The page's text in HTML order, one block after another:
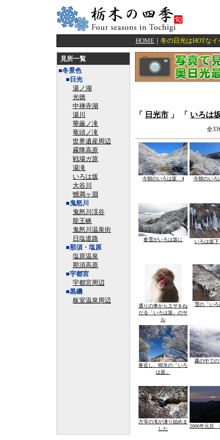
HOME ｜ 冬の日光はHOTな
見所一覧
■冬景色
■日光
湯ノ湖
光徳
中禅寺湖
湯川
華厳ノ滝
竜頭ノ滝
世界遺産周辺
霧降高原
戦場ガ原
湯滝
いろは坂
大谷川
憾満ヶ淵
■鬼怒川
鬼怒川渓谷
龍王峡
鬼怒川温泉街
日塩道路
■那須・塩原
塩原温泉
那須高原
■宇都宮
宇都宮周辺
■黒磯
板室温泉周辺
「 日光市 」 「 いろは
全
今朝のいろは坂 4 今朝のい
春雪がいろは坂に いろは坂下
通りの車からエサをね
だる「いろは坂」のサ
ル
雪の「い
春近し、樹氷の「いろ
は坂」
霧の中での
方等の滝が凍り始めま
した
2006年元旦